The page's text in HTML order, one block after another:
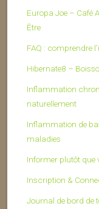
Europa Joe – Café
Être
FAQ : comprendre
Hibernate8 –
Inflammation
naturellement
Inflammation de
maladies
Informer plutôt que
Inscription &
Journal de bord de